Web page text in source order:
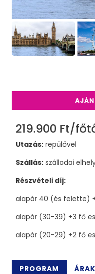
219.900 Ft/
Utazás: repülővel
Szállás: szállodai
Részvételi díj:
alapár 40 (és felette)
alapár (30-39) +3 fő
alapár (20-29) +2 fő
PROGRAM